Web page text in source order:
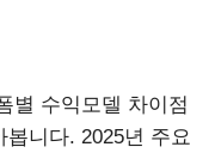
별 수익모델 차이점
니다. 2025년 주요